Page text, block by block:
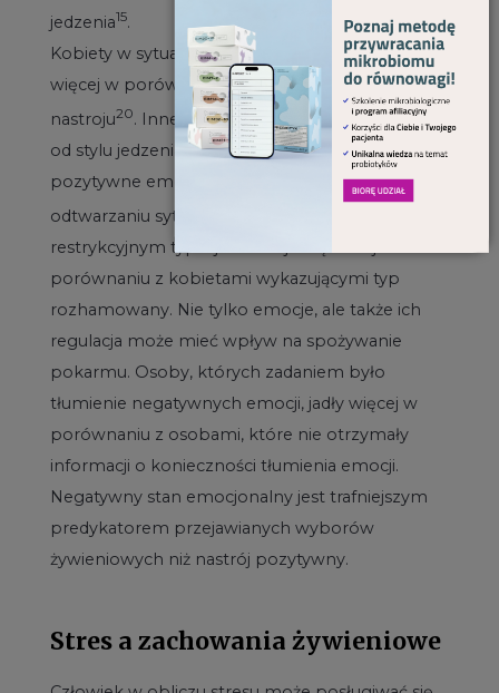
jedzenia15.
Kobiety w sytuacji pozywanego nastroju jedzą
więcej w porównaniu do osób o neutralnym
nastroju20. Inne badania wykazują, że niezależnie
od stylu jedzenia osoby przypominające sobie
pozytywne emocje jedzą więcej niż przy
odtwarzaniu sytuacji neutralnej
restrykcyjnym typie jedzenia jedzą mniej w
porównaniu z kobietami wykazującymi typ
rozhamowany. Nie tylko emocje, ale także ich
regulacja może mieć wpływ na spożywanie
pokarmu. Osoby, których zadaniem było
tłumienie negatywnych emocji, jadły więcej w
porównaniu z osobami, które nie otrzymały
informacji o konieczności tłumienia emocji.
Negatywny stan emocjonalny jest trafniejszym
predykatorem przejawianych wyborów
żywieniowych niż nastrój pozytywny.
Stres a zachowania żywieniowe